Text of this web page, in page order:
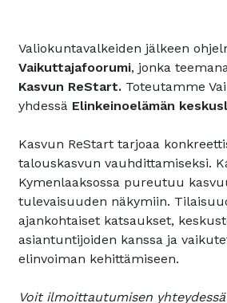
Valiokuntavalkeiden jälkeen
Vaikuttajafoorumi, jonka
Kasvun ReStart. Toteutamme
yhdessä Elinkeinoelämän
Kasvun ReStart tarjoaa
talouskasvun vauhdittamiseksi.
Kymenlaaksossa pureutuu
tulevaisuuden näkymiin.
ajankohtaiset katsaukset,
asiantuntijoiden kanssa ja
elinvoiman kehittämiseen.
Voit ilmoittautumisen